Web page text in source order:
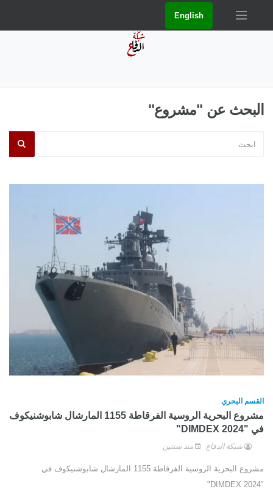
English
البحث عن "مشروع"
القسم البحري
مشروع البحرية الروسية الفرقاطة 1155 المارشال شابوشنيكوف
في "DIMDEX 2024"
شبكة الدفاع منذ سنتين
مشروع البحرية الروسية الفرقاطة 1155 المارشال شابوشنيكوف في
"DIMDEX 2024"